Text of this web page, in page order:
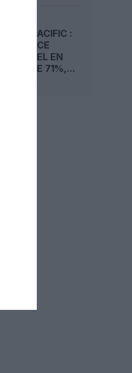
PACIFIC :
BÉNÉFICE
EN
DE 71%,...